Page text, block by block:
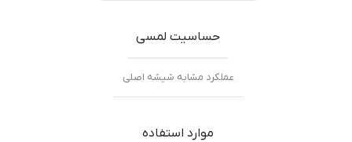
حساسیت لمسی
عملکرد مشابه شیشه اصلی
موارد استفاده